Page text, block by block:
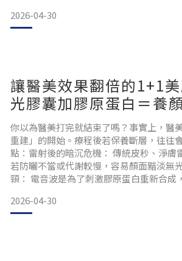
比較有精神」，而是從根本參與了「食物
代謝流程。也就是說，沒有B群，再營養的
2026-04-30
讓醫美效果翻倍的1+1
光膠囊加膠原蛋白＝養
你以為醫美打完就結束了嗎？事實上，醫
重建」的開始。療程後若保養斷層，往往
點：雷射後的暗沉危機： 傳統皮秒、淨膚
若防曬不當或代謝較慢，容易顏面黯淡無
頸： 電音波是為了刺激膠原蛋白重新合成
障受損： 屏障被破壞後水分流失極快，單
的，必須由內鎖水才能快速恢復。最強「
2026-04-30